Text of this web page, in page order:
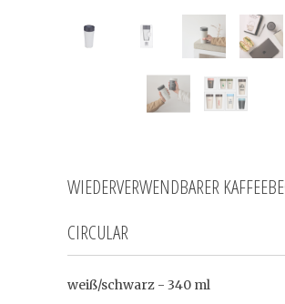
WIEDERVERWENDBARER
CIRCULAR
weiß/schwarz - 340 ml